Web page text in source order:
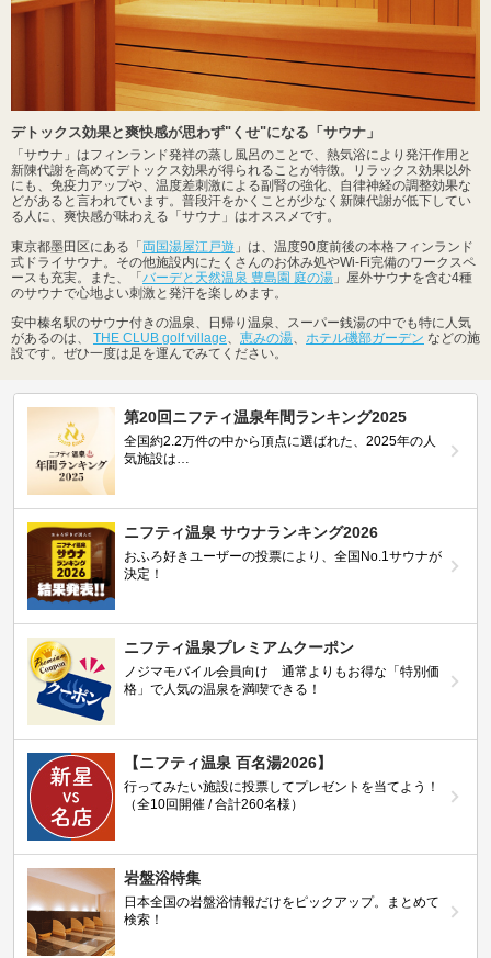
デトックス効果と爽快感が思わず"くせ"になる「サウナ」
「サウナ」はフィンランド発祥の蒸し風呂のことで、熱気浴により発汗作用と
新陳代謝を高めてデトックス効果が得られることが特徴。リラックス効果以外
にも、免疫力アップや、温度差刺激による副腎の強化、自律神経の調整効果な
どがあると言われています。普段汗をかくことが少なく新陳代謝が低下してい
る人に、爽快感が味わえる「サウナ」はオススメです。
東京都墨田区にある「両国湯屋江戸遊 」は、温度90度前後の本格フィンランド
式ドライサウナ。その他施設内にたくさんのお休み処やWi-Fi完備のワークスペ
ースも充実。また、「バーデと天然温泉 豊島園 庭の湯 」屋外サウナを含む4種
のサウナで心地よい刺激と発汗を楽しめます。
安中榛名駅のサウナ付きの温泉、日帰り温泉、スーパー銭湯の中でも特に人気
があるのは、 THE CLUB golf village 恵みの湯 ホテル磯部ガーデン などの施
設です。ぜひ一度は足を運んでみてください。
第20回ニフティ温泉年間ランキング2025
全国約2.2万件の中から頂点に選ばれた、2025年の人
気施設は…
ニフティ温泉 サウナランキング2026
おふろ好きユーザーの投票により、全国No.1サウナが
決定！
ニフティ温泉プレミアムクーポン
ノジマモバイル会員向け 通常よりもお得な「特別価
格」で人気の温泉を満喫できる！
【ニフティ温泉 百名湯2026】
行ってみたい施設に投票してプレゼントを当てよう！
（全10回開催 / 合計260名様）
岩盤浴特集
日本全国の岩盤浴情報だけをピックアップ。まとめて
検索！